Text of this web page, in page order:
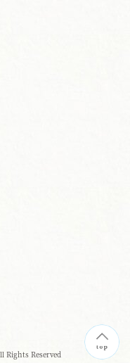
Rights Reserved